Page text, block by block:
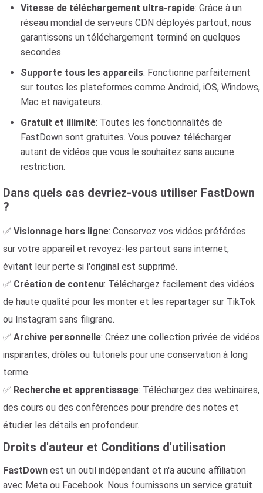
Vitesse de téléchargement ultra-rapide: Grâce à un
réseau mondial de serveurs CDN déployés partout, nous
garantissons un téléchargement terminé en quelques
secondes.
Supporte tous les appareils: Fonctionne parfaitement
sur toutes les plateformes comme Android, iOS, Windows,
Mac et navigateurs.
Gratuit et illimité: Toutes les fonctionnalités de
FastDown sont gratuites. Vous pouvez télécharger
autant de vidéos que vous le souhaitez sans aucune
restriction.
Dans quels cas devriez-vous utiliser FastDown
?
✅ Visionnage hors ligne: Conservez vos vidéos préférées
sur votre appareil et revoyez-les partout sans internet,
évitant leur perte si l'original est supprimé.
✅ Création de contenu: Téléchargez facilement des vidéos
de haute qualité pour les monter et les repartager sur TikTok
ou Instagram sans filigrane.
✅ Archive personnelle: Créez une collection privée de vidéos
inspirantes, drôles ou tutoriels pour une conservation à long
terme.
✅ Recherche et apprentissage: Téléchargez des webinaires,
des cours ou des conférences pour prendre des notes et
étudier les détails en profondeur.
Droits d'auteur et Conditions d'utilisation
FastDown est un outil indépendant et n'a aucune affiliation
avec Meta ou Facebook. Nous fournissons un service gratuit